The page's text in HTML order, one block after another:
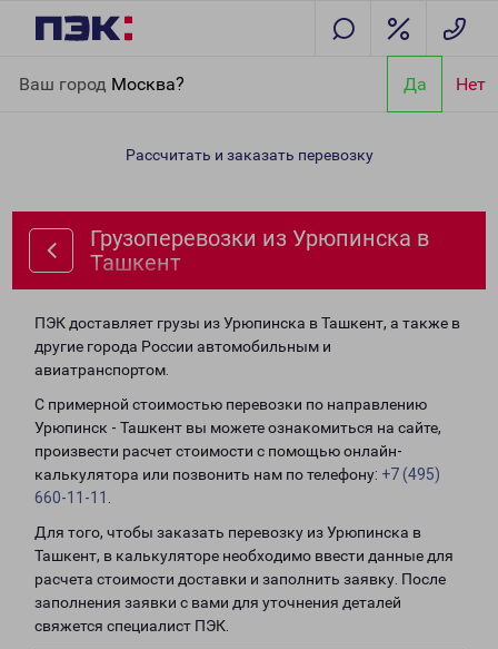
Ваш город Москва? Да Нет
Ташкент
Рассчитать и заказать перевозку
Грузоперевозки из Урюпинска в
Ташкент
ПЭК доставляет грузы из Урюпинска в Ташкент, а также в
другие города России автомобильным и
авиатранспортом.
С примерной стоимостью перевозки по направлению
Урюпинск - Ташкент вы можете ознакомиться на сайте,
произвести расчет стоимости с помощью онлайн-
калькулятора или позвонить нам по телефону: +7 (495)
660-11-11
Для того, чтобы заказать перевозку из Урюпинска в
Ташкент, в калькуляторе необходимо ввести данные для
расчета стоимости доставки и заполнить заявку. После
заполнения заявки с вами для уточнения деталей
свяжется специалист ПЭК.